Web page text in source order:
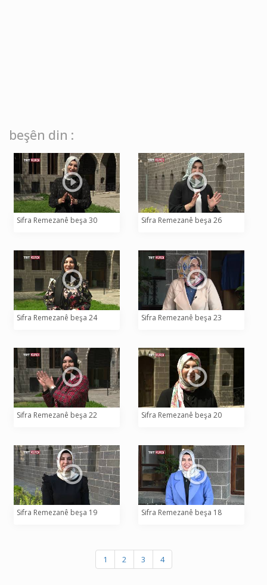
beşên din :
Sifra Remezanê beşa 30 Sifra Remezanê beşa 26
Sifra Remezanê beşa 24 Sifra Remezanê beşa 23
Sifra Remezanê beşa 22 Sifra Remezanê beşa 20
Sifra Remezanê beşa 19 Sifra Remezanê beşa 18
1 2 3 4